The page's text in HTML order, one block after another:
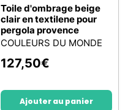
Toile d'ombrage beige
clair en textilene pour
pergola provence
COULEURS DU MONDE
127,50€
Ajouter au panier